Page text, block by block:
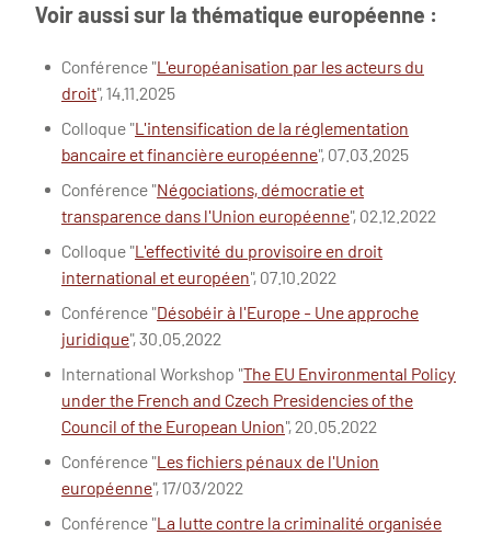
Voir aussi sur la thématique européenne :
Conférence "L'européanisation par les acteurs du
droit", 14.11.2025
Colloque "L'intensification de la réglementation
bancaire et financière européenne", 07.03.2025
Conférence "Négociations, démocratie et
transparence dans l'Union européenne", 02.12.2022
Colloque "L'effectivité du provisoire en droit
international et européen", 07.10.2022
Conférence "Désobéir à l'Europe - Une approche
juridique", 30.05.2022
International Workshop "The EU Environmental Policy
under the French and Czech Presidencies of the
Council of the European Union", 20.05.2022
Conférence "Les fichiers pénaux de l'Union
européenne", 17/03/2022
Conférence "La lutte contre la criminalité organisée